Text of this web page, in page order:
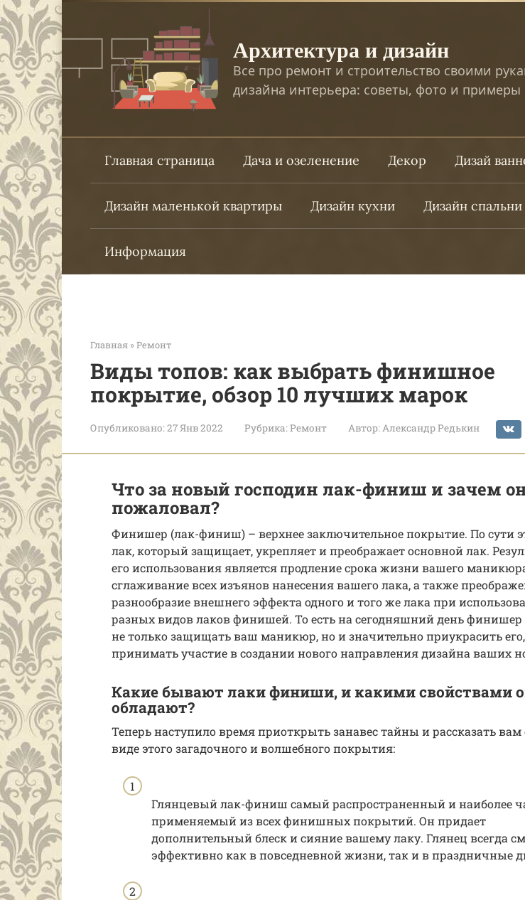
Перейти
к
контенту
Архитектура и дизайн
Все про ремонт и строительство своими
дизайна интерьера: советы, фото и примеры
Главная страница Дача и озеленение Декор Дизай
Дизайн маленькой квартиры Дизайн кухни Дизайн спальни
Информация
Главная »Ремонт
Виды топов: как выбрать финишное
покрытие, обзор 10 лучших марок
Опубликовано:27 Янв 2022 Рубрика:Ремонт Автор:Александр Редькин
Что за новый господин лак-финиш и зачем
пожаловал?
Финишер (лак-финиш) – верхнее заключительное покрытие. По сути
лак, который защищает, укрепляет и преображает основной лак.
его использования является продление срока жизни вашего
сглаживание всех изъянов нанесения вашего лака, а также
разнообразие внешнего эффекта одного и того же лака при
разных видов лаков финишей. То есть на сегодняшний день финишер
не только защищать ваш маникюр, но и значительно приукрасить
принимать участие в создании нового направления дизайна ваших
Какие бывают лаки финиши, и какими свойствами
обладают?
Теперь наступило время приоткрыть занавес тайны и рассказать
виде этого загадочного и волшебного покрытия:
Глянцевый лак-финиш самый распространенный и наиболее
применяемый из всех финишных покрытий. Он придает
дополнительный блеск и сияние вашему лаку. Глянец всегда
эффективно как в повседневной жизни, так и в праздничные